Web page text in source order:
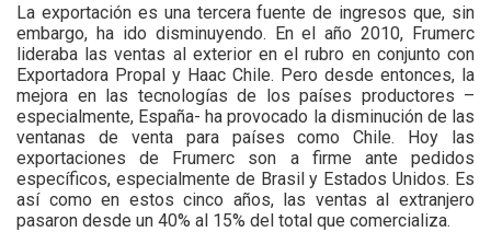
La exportación es una tercera fuente de ingresos que, sin
embargo, ha ido disminuyendo. En el año 2010, Frumerc
lideraba las ventas al exterior en el rubro en conjunto con
Exportadora Propal y Haac Chile. Pero desde entonces, la
mejora en las tecnologías de los países productores –
especialmente, España- ha provocado la disminución de las
ventanas de venta para países como Chile. Hoy las
exportaciones de Frumerc son a firme ante pedidos
específicos, especialmente de Brasil y Estados Unidos. Es
así como en estos cinco años, las ventas al extranjero
pasaron desde un 40% al 15% del total que comercializa.